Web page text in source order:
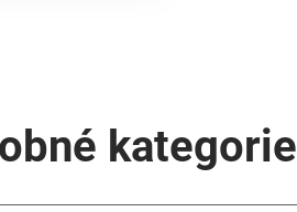
kategorie